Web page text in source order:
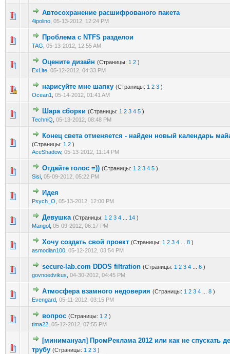
Автосохранение расшифрованого пакета
4ipolino 05-13-2012, 12:24 PM
0 голос(ов) - 0 из 5 в среднем
12345
Проблема с NTFS разделои
TAG 05-13-2012, 12:55 AM
0 голос(ов) - 0 из 5 в среднем
1 23 4 5
Оцените дизайн (Страницы: 1 2 )
ExLite 05-12-2012, 04:33 PM
0 голос(ов) - 0 из 5 в среднем
1234 5
нарисуйте мне шапку (Страницы: 1 2 3 )
Ocean1
05-14-2012, 01:41 AM
0 голос(ов) - 0 из 5 в среднем
123 45
Шара сборки (Страницы: 1 2 3 4 5 )
TechniQ 05-13-2012, 08:48 PM
0 голос(ов) - 0 из 5 в среднем
12 345
Конец света отменяется - найден новый календарь
(Страницы: 1 2 )
AceShadow, 05-13-2012, 11:14 PM
0 голос(ов) - 0 из 5 в среднем
Отдайте голос =)) (Страницы: 1 2 3 4 5 )
Sisi 05-09-2012, 05:22 PM
0 голос(ов) - 0 из 5 в среднем
123 45
Идея
Psych_O 05-13-2012, 12:00 PM
0 голос(ов) - 0 из 5 в среднем
Девушка (Страницы: 1 2 3 4 14 )
Mangol 05-09-2012, 06:17 PM
0 голос(ов) - 0 из 5 в среднем
12345
Хочу создать свой проект (Страницы: 1 2 3 4 8 )
asmodian100 05-12-2012, 03:54 PM
0 голос(ов) - 0 из 5 в среднем
1 2 345
secure-lab.com DDOS filtration (Страницы: 1 2 3 4 6 )
govnoedvikus 04-30-2012, 04:45 PM
0 голос(ов) - 0 из 5 в среднем
123 45
Атмосфера взамного недоверия (Страницы: 1 2 3 4 8 )
Evengard 05-11-2012, 03:15 PM
0 голос(ов) - 0 из 5 в среднем
12345
вопрос (Страницы: 1 2 )
tima22 05-12-2012, 07:55 PM
0 голос(ов) - 0 из 5 в среднем
12345
[минимануал] ПромРеклама 2012 или как не спускать
трубу (Страницы: 1 2 3 )
0 голос(ов) - 0 из 5 в среднем
1 2 345